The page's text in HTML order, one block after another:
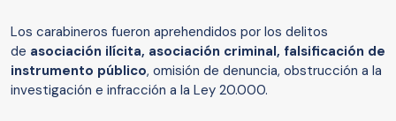
Los carabineros fueron aprehendidos por los delitos
de asociación ilícita, asociación criminal, falsificación de
instrumento público, omisión de denuncia, obstrucción a la
investigación e infracción a la Ley 20.000.